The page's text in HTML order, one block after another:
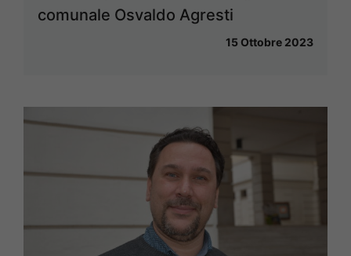
comunale Osvaldo Agresti
15 Ottobre 2023